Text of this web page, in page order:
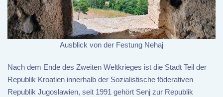
Ausblick von der Festung Nehaj
Nach dem Ende des Zweiten Weltkrieges ist die Stadt Teil der
Republik Kroatien innerhalb der Sozialistische föderativen
Republik Jugoslawien, seit 1991 gehört Senj zur Republik